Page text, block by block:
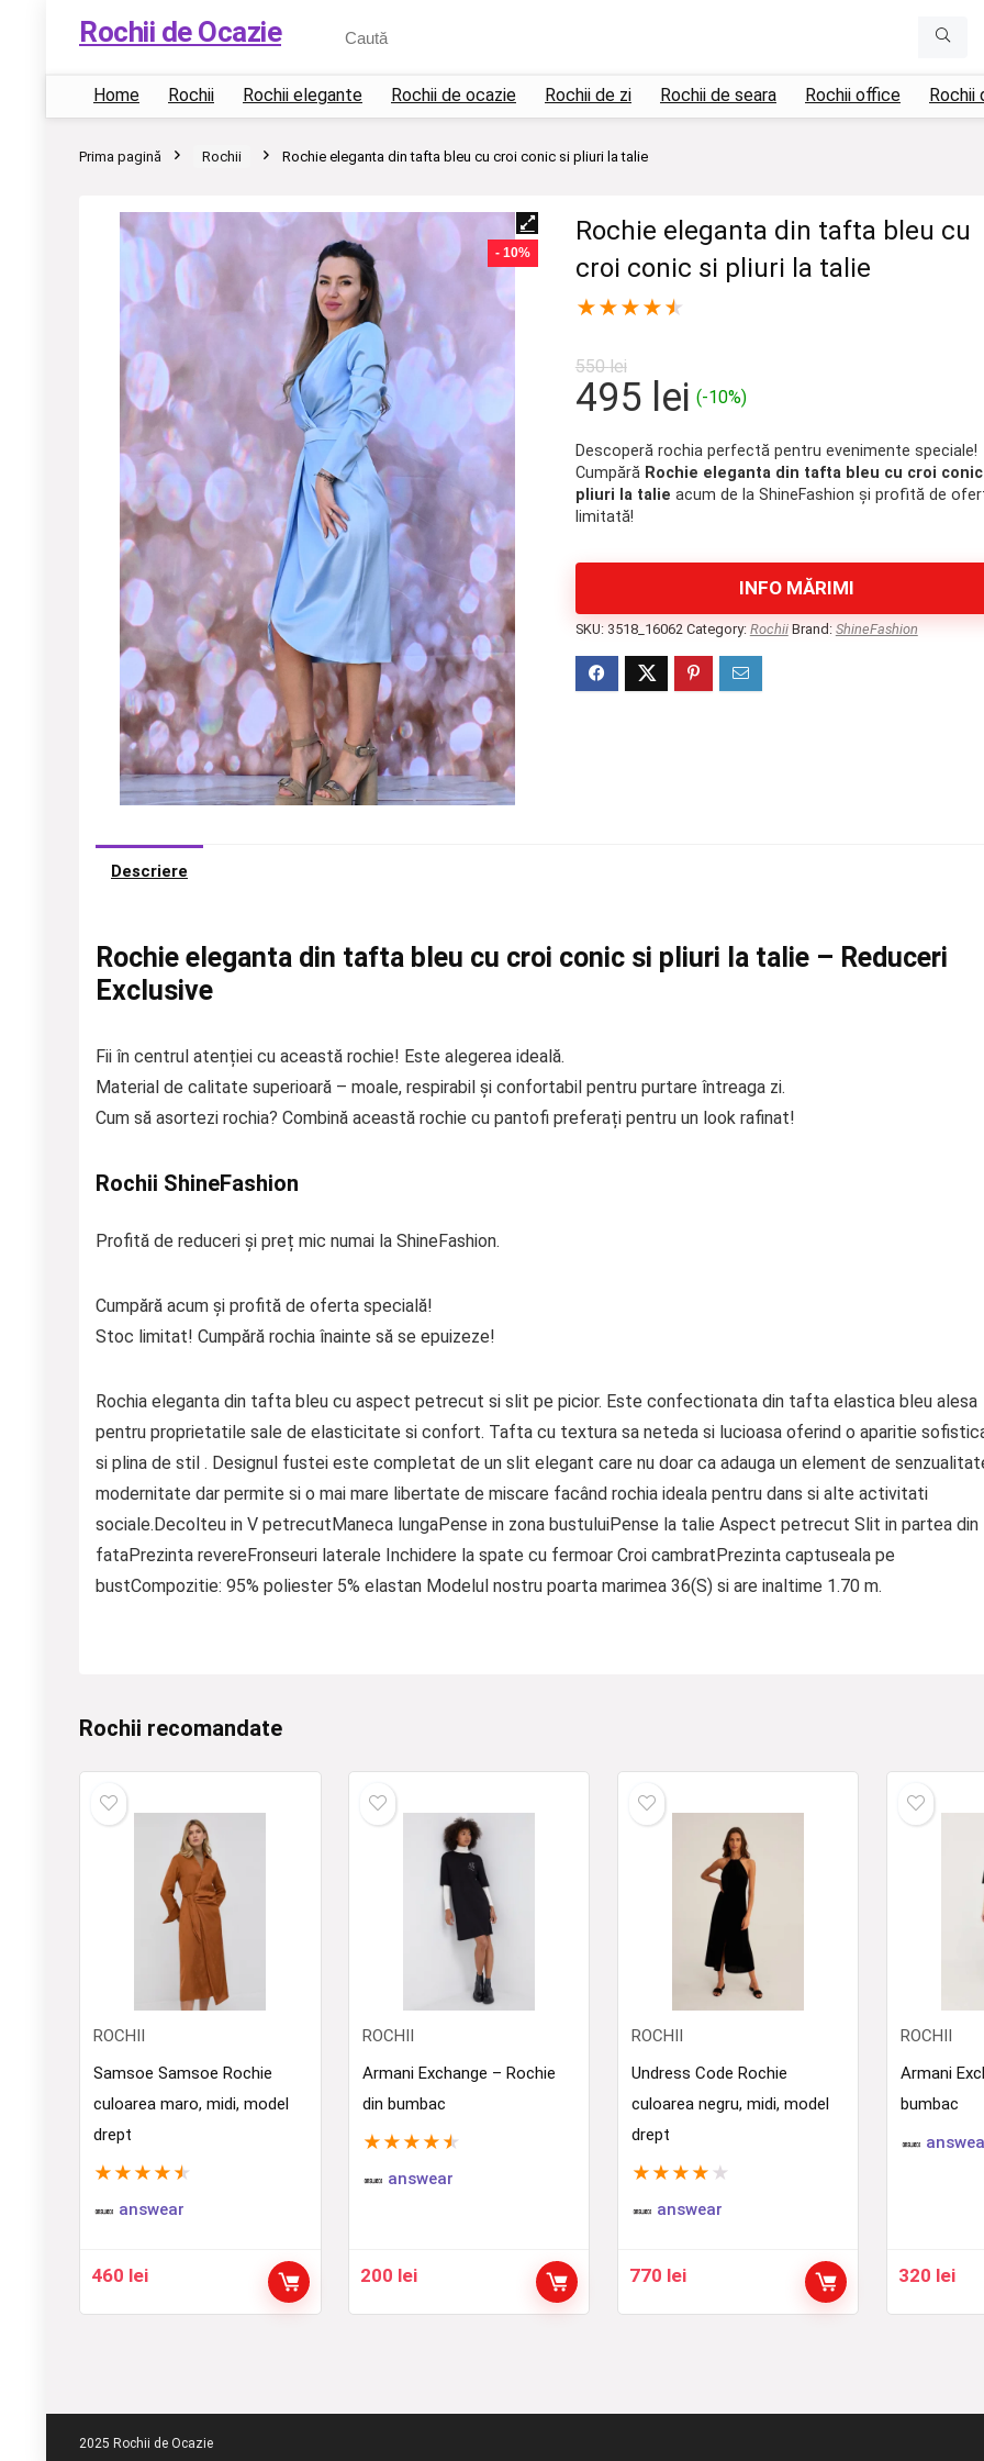
Rochii de Ocazie
Home Rochii Rochii elegante Rochii de ocazie Rochii de zi Rochii de seara Rochii office Rochii
Prima pagină Rochii Rochie eleganta din tafta bleu cu croi conic si pliuri la talie
- 10%
Rochie eleganta din tafta bleu cu
croi conic si pliuri la talie
★★★★★
550lei
Prețul
a
fost:
550 lei.
495 leiPrețul
este:
495 lei.
(-10%)
Descoperă rochia perfectă pentru evenimente speciale!
Cumpără Rochie eleganta din tafta bleu cu croi
pliuri la talie acum de la ShineFashion și profită de
limitată!
INFO MĂRIMI
SKU: 3518_16062 Category: Rochii Brand: ShineFashion
Descriere
Rochie eleganta din tafta bleu cu croi conic si pliuri la talie – Reduceri
Exclusive
Fii în centrul atenției cu această rochie! Este alegerea ideală.
Material de calitate superioară – moale, respirabil și confortabil pentru purtare întreaga zi.
Cum să asortezi rochia? Combină această rochie cu pantofi preferați pentru un look rafinat!
Rochii ShineFashion
Profită de reduceri și preț mic numai la ShineFashion.
Cumpără acum și profită de oferta specială!
Stoc limitat! Cumpără rochia înainte să se epuizeze!
Rochia eleganta din tafta bleu cu aspect petrecut si slit pe picior. Este confectionata din tafta elastica bleu alesa
pentru proprietatile sale de elasticitate si confort. Tafta cu textura sa neteda si lucioasa oferind o aparitie
si plina de stil . Designul fustei este completat de un slit elegant care nu doar ca adauga un element de
modernitate dar permite si o mai mare libertate de miscare facând rochia ideala pentru dans si alte activitati
sociale.Decolteu in V petrecutManeca lungaPense in zona bustuluiPense la talie Aspect petrecut Slit in partea din
fataPrezinta revereFronseuri laterale Inchidere la spate cu fermoar Croi cambratPrezinta captuseala pe
bustCompozitie: 95% poliester 5% elastan Modelul nostru poarta marimea 36(S) si are inaltime 1.70 m.
Rochii recomandate
ROCHII
Samsoe Samsoe Rochie
culoarea maro, midi, model
drept
★ ★ ★ ★ ★
answear
460 lei
ROCHII
Armani Exchange – Rochie
din bumbac
★ ★ ★ ★ ★
answear
200 lei
ROCHII
Undress Code Rochie
culoarea negru, midi, model
drept
★ ★ ★ ★ ★
answear
770 lei
ROCHII
Armani
bumbac
320 lei
2025 Rochii de Ocazie